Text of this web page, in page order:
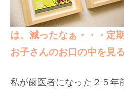
は、減ったなぁ・・・定
お子さんのお口の中を見
私が歯医者になった２５年